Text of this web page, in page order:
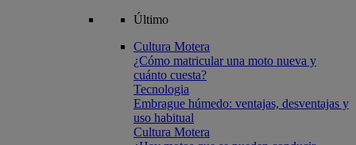
Último
Cultura Motera
¿Cómo matricular una moto nueva y
cuánto cuesta?
Tecnologia
Embrague húmedo: ventajas, desventajas y
uso habitual
Cultura Motera